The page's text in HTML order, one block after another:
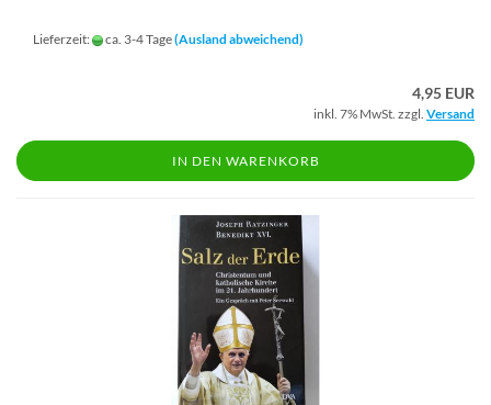
Lieferzeit: ca. 3-4 Tage(Ausland abweichend)
4,95 EUR
inkl. 7% MwSt. zzgl. Versand
IN DEN WARENKORB